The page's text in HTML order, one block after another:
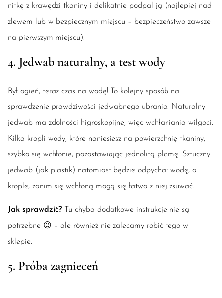
nitkę z krawędzi tkaniny i delikatnie podpal ją (najlepiej nad
zlewem lub w bezpiecznym miejscu – bezpieczeństwo zawsze
na pierwszym miejscu).
4. Jedwab naturalny, a test wody
Był ogień, teraz czas na wodę! To kolejny sposób na
sprawdzenie prawdziwości jedwabnego ubrania. Naturalny
jedwab ma zdolności higroskopijne, więc wchłaniania wilgoci.
Kilka kropli wody, które naniesiesz na powierzchnię tkaniny,
szybko się wchłonie, pozostawiając jednolitą plamę. Sztuczny
jedwab (jak plastik) natomiast będzie odpychał wodę, a
krople, zanim się wchłoną mogą się łatwo z niej zsuwać.
Jak sprawdzić? Tu chyba dodatkowe instrukcje nie są
potrzebne 😉 – ale również nie zalecamy robić tego w
sklepie.
5. Próba zagnieceń